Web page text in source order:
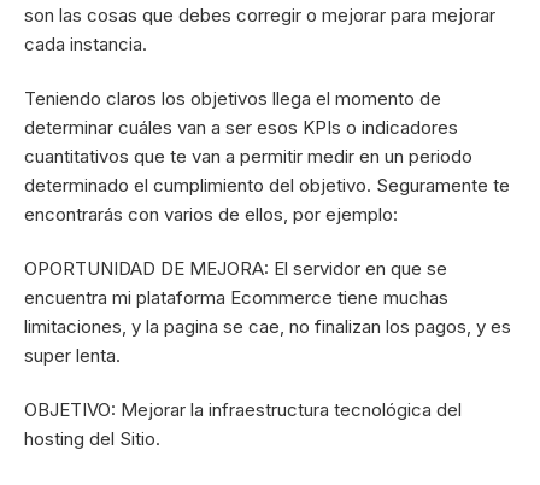
son las cosas que debes corregir o mejorar para mejorar
cada instancia.
Teniendo claros los objetivos llega el momento de
determinar cuáles van a ser esos KPIs o indicadores
cuantitativos que te van a permitir medir en un periodo
determinado el cumplimiento del objetivo. Seguramente te
encontrarás con varios de ellos, por ejemplo:
OPORTUNIDAD DE MEJORA: El servidor en que se
encuentra mi plataforma Ecommerce tiene muchas
limitaciones, y la pagina se cae, no finalizan los pagos, y es
super lenta.
OBJETIVO: Mejorar la infraestructura tecnológica del
hosting del Sitio.